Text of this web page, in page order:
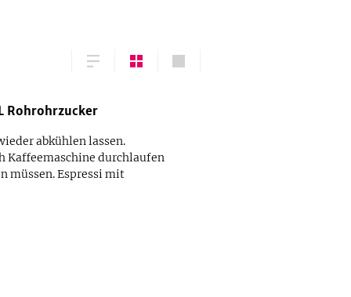
Rohrohrzucker
abkühlen lassen.
Kaffeemaschine durchlaufen
müssen. Espressi mit